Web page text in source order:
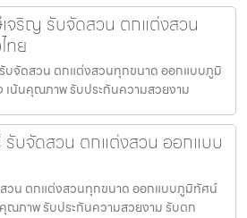
จริญ รับจัดสวน ตกแต่งสวน
ทย
บจัดสวน ตกแต่งสวนทุกขนาด ออกแบบภูมิ
เน้นคุณภาพ รับประกันความสวยงาม
บจัดสวน ตกแต่งสวน ออกแบบ
วน ตกแต่งสวนทุกขนาด ออกแบบภูมิทัศน์
คุณภาพ รับประกันความสวยงาม รับตก